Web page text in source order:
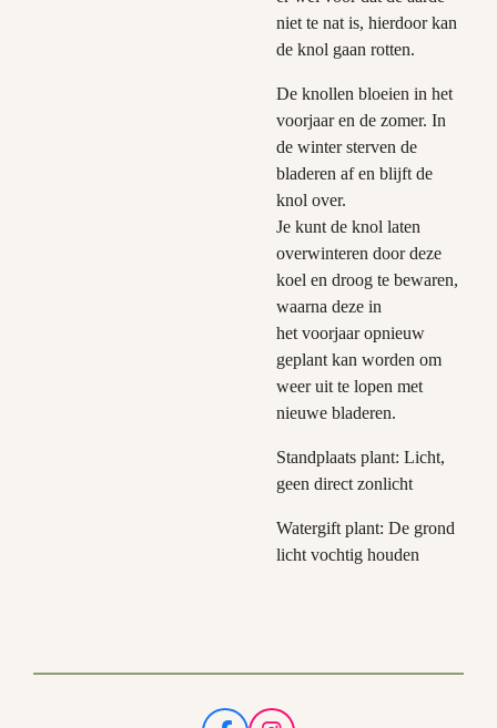
niet te nat is, hierdoor kan
de knol gaan rotten.
De knollen bloeien in het
voorjaar en de zomer. In
de winter sterven de
bladeren af en blijft de
knol over.
Je kunt de knol laten
overwinteren door deze
koel en droog te bewaren,
waarna deze in
het voorjaar opnieuw
geplant kan worden om
weer uit te lopen met
nieuwe bladeren.
Standplaats plant: Licht,
geen direct zonlicht
Watergift plant: De grond
licht vochtig houden